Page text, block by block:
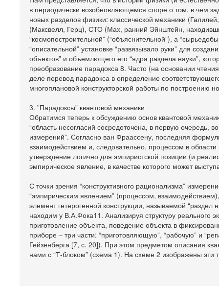
в периодически возобновляющемся споре о том, в чем
новых разделов физики: классической механики
(Максвелл, Герц), СТО (Мах, ранний Эйнштейн,
“космопостроительной” (“объяснительной”), а
“описательной” установке “развязывало руки” для
объектов” и объемлющего его “ядра раздела науки”,
преобразование парадокса 8. Часто (на основании
деле перевод парадокса в определение
многоплановой конструкторской работы по построению
3. ”Парадоксы” квантовой механики
Обратимся теперь к обсуждению основ квантовой
“область несогласий сосредоточена, в первую
измерений”. Согласно ван Фраассену, последняя
взаимодействием и, следовательно, процессом в
утверждение логично для эмпиристской позиции (и
эмпирическое явление, в качестве которого может
С точки зрения “конструктивного рационализма”
“эмпирическим явлением” (процессом,
элемент гетерогенной конструкции, называемой
находим у В.А.Фока11. Анализируя структуру реального
приготовление объекта, поведение объекта в
приборе – три части: “приготовляющую”, “рабочую” и
Гейзенберга [7, с. 20]). При этом предметом описания
нами с “Т-блоком” (схема 1). На схеме 2 изображены эти